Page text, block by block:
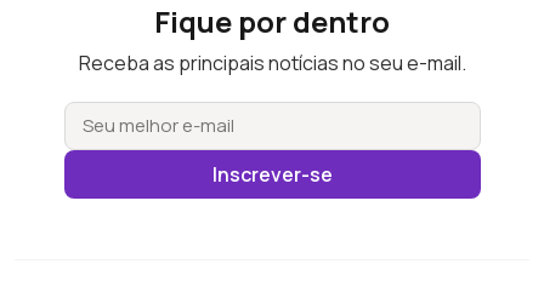
Fique por dentro
Receba as principais notícias no seu e-mail.
Inscrever-se